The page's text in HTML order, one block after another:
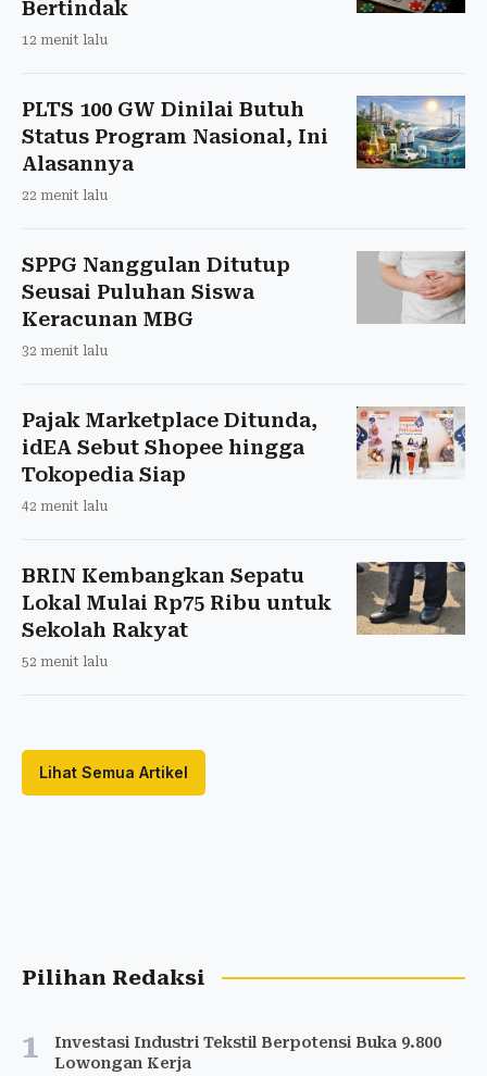
Bertindak
12 menit lalu
PLTS 100 GW Dinilai Butuh
Status Program Nasional, Ini
Alasannya
22 menit lalu
SPPG Nanggulan Ditutup
Seusai Puluhan Siswa
Keracunan MBG
32 menit lalu
Pajak Marketplace Ditunda,
idEA Sebut Shopee hingga
Tokopedia Siap
42 menit lalu
BRIN Kembangkan Sepatu
Lokal Mulai Rp75 Ribu untuk
Sekolah Rakyat
52 menit lalu
Lihat Semua Artikel
Pilihan Redaksi
1
Investasi Industri Tekstil Berpotensi Buka 9.800
Lowongan Kerja